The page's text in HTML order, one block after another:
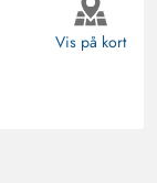
Vis på kort